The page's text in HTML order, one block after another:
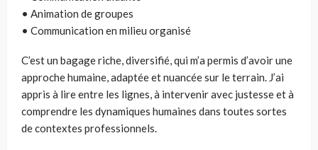
• Animation de groupes
• Communication en milieu organisé
C’est un bagage riche, diversifié, qui m’a permis d’avoir une
approche humaine, adaptée et nuancée sur le terrain. J’ai
appris à lire entre les lignes, à intervenir avec justesse et à
comprendre les dynamiques humaines dans toutes sortes
de contextes professionnels.